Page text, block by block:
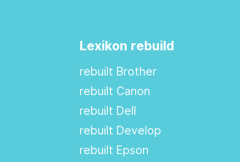
Lexikon rebuild
rebuilt Brother
rebuilt Canon
rebuilt Dell
rebuilt Develop
rebuilt Epson